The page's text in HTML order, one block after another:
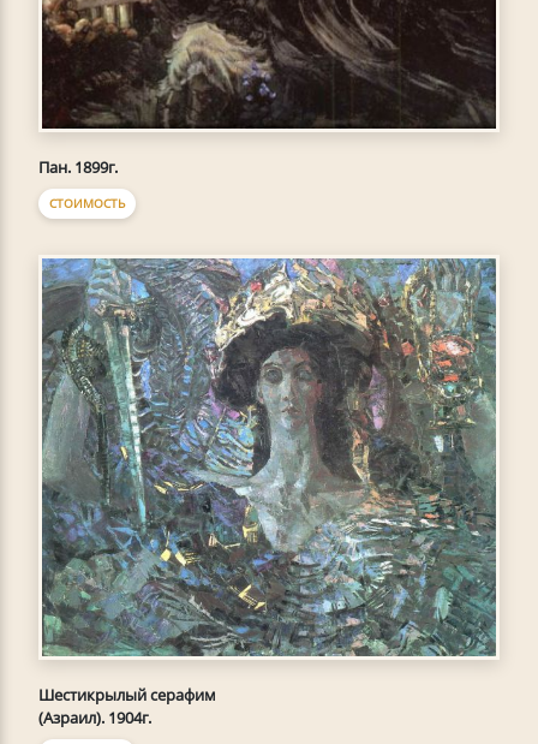
Пан. 1899г.
СТОИМОСТЬ
Шестикрылый серафим
(Азраил). 1904г.